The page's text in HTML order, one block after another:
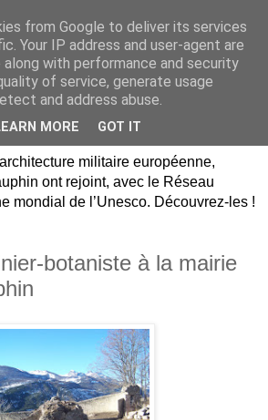
Mont-Dauphin,
Hautes-
militaire européenne,
ont rejoint, avec le Réseau
mondial de l’Unesco. Découvrez-les !
botaniste à la mairie
from Google to deliver its services
Your IP address and user-agent are
along with performance and security
of service, generate usage
and address abuse.
MORE GOT IT